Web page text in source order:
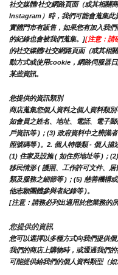
社交媒體/社交網路頁面（或其相關
Instagram）時，我們可能會蒐集此
實體門市有販售，如果您有加入我
的紀錄也會被我們蒐集。][注意：請
的社交媒體/社交網路頁面（或其相
動方式或使用cookie，網路伺服器
某些資訊。
您提供的資訊類別
商店蒐集您個人資料之個人資料類
如會員之姓名、地址、電話、電子
戶資訊等 )；(3) 政府資料中之辨識
照號碼等 )。2. 個人特徵類 - 個人描
(1) 住家及設施 ( 如住所地址等 )；
移民情形 ( 護照、工作許可文件、
類及服務之細節等 )；(5) 慈善機構
他志願團體參與者紀錄等 )。
[注意：請務必列出適用於您業務的
您提供的資訊
您可以選擇以多種方式向我們提供
我們的商店上購物時，或通過我們
可能提供給我們的個人資料類型（如